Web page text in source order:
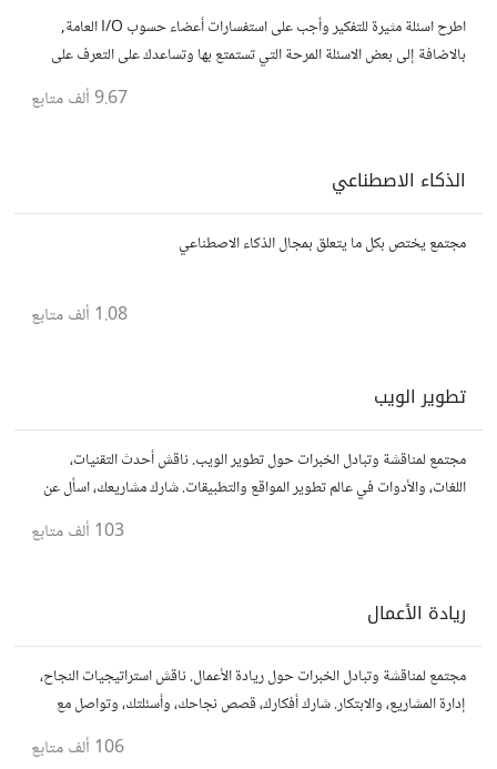
اطرح اسئلة مثيرة للتفكير وأجب على استفسارات أعضاء حسوب I/O العامة,
بالاضافة إلى بعض الاسئلة المرحة التي تستمتع بها وتساعدك على التعرف على
9.67 ألف متابع
الذكاء الاصطناعي
مجتمع يختص بكل ما يتعلق بمجال الذكاء الاصطناعي
1.08 ألف متابع
تطوير الويب
مجتمع لمناقشة وتبادل الخبرات حول تطوير الويب. ناقش أحدث التقنيات،
اللغات، والأدوات في عالم تطوير المواقع والتطبيقات. شارك مشاريعك، اسأل عن
103 ألف متابع
ريادة الأعمال
مجتمع لمناقشة وتبادل الخبرات حول ريادة الأعمال. ناقش استراتيجيات النجاح،
إدارة المشاريع، والابتكار. شارك أفكارك، قصص نجاحك، وأسئلتك، وتواصل مع
106 ألف متابع